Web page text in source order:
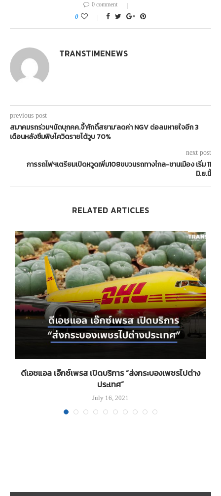
0 comment
0
TRANSTIMENEWS
previous post
สมาคมรถร่วมฯนัดบุกคค.จี้‘ศักดิ์สยาม’ลดค่า NGV ต่อลมหายใจอีก 3
เดือนหลังซึมพิษโควิดรายได้วูบ 70%
next post
การรถไฟฯเตรียมเปิดหวูดเพิ่ม108ขบวนรถทางไกล-ชานเมือง เริ่ม 11
มิ.ย.นี้
RELATED ARTICLES
ดีเอชแอล เอ๊กซ์เพรส เปิดบริการ “ส่งกระบองเพชรไปต่าง
ประเทศ”
July 16, 2021